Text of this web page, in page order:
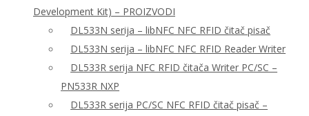
Development Kit) – PROIZVODI
DL533N serija – libNFC NFC RFID čitač pisač
DL533N serija – libNFC NFC RFID Reader Writer
DL533R serija NFC RFID čitača Writer PC/SC –
PN533R NXP
DL533R serija PC/SC NFC RFID čitač pisač –